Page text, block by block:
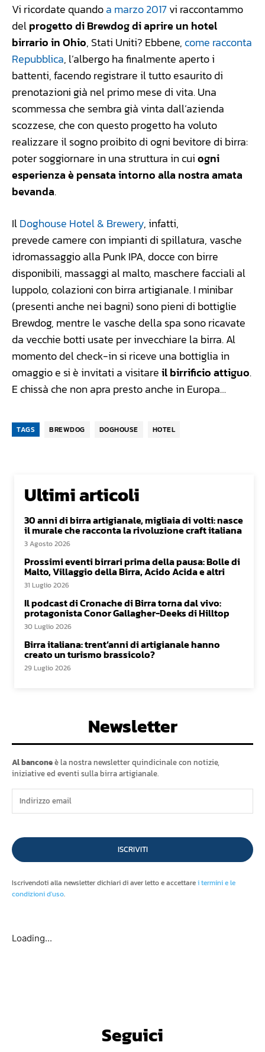
Vi ricordate quandoa marzo 2017vi raccontammo
delprogetto di Brewdog di aprire un hotel
birrario in Ohio, Stati Uniti? Ebbene, come racconta
Repubblica, l’albergo ha finalmente aperto i
battenti, facendo registrare il tutto esaurito di
prenotazioni già nel primo mese di vita. Una
scommessa che sembra già vinta dall’azienda
scozzese, che con questo progetto ha voluto
realizzare il sogno proibito di ogni bevitore di birra:
poter soggiornare in una struttura in cuiogni
esperienza è pensata intorno alla nostra amata
bevanda.
IlDoghouse Hotel & Brewery, infatti,
prevede camere con impianti di spillatura, vasche
idromassaggio alla Punk IPA, docce con birre
disponibili, massaggi al malto, maschere facciali al
luppolo, colazioni con birra artigianale. I minibar
(presenti anche nei bagni) sono pieni di bottiglie
Brewdog, mentre le vasche della spa sono ricavate
da vecchie botti usate per invecchiare la birra. Al
momento del check-in si riceve una bottiglia in
omaggio e si è invitati a visitareil birrificio attiguo.
E chissà che non apra presto anche in Europa…
TAGS BREWDOG DOGHOUSE HOTEL
Ultimi articoli
30 anni di birra artigianale, migliaia di volti: nasce
il murale che racconta la rivoluzione craft italiana
3 Agosto 2026
Prossimi eventi birrari prima della pausa: Bolle di
Malto, Villaggio della Birra, Acido Acida e altri
31 Luglio 2026
Il podcast di Cronache di Birra torna dal vivo:
protagonista Conor Gallagher-Deeks di Hilltop
30 Luglio 2026
Birra italiana: trent’anni di artigianale hanno
creato un turismo brassicolo?
29 Luglio 2026
Newsletter
Al banconeè la nostra newsletter quindicinale con notizie,
iniziative ed eventi sulla birra artigianale.
ISCRIVITI
Iscrivendoti alla newsletter dichiari di aver letto e accettarei termini e le
condizioni d'uso.
Loading...
Seguici